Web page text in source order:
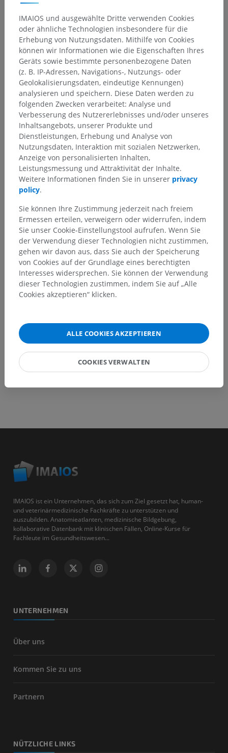
Anatomische Hierarchie
Anatomie des Menschen 2
Anatomie des Menschen 1
Allgemeine Anatomie> Bewegungen> Streckung
Darunterliegende Strukturen:Für dieses anatomische
Teil gibt es keine zugehörigen Strukturen
Übersetzungen
Sie haben einen Fehler gefunden?
Sie können gerne eine Berichtigung, Übersetzung oder
inhaltliche Verbesserung vorschlagen.
Ein Problem melden
IMAIOS ist ein Unternehmen, das sich zum Ziel gesetzt hat, human-
und veterinärmedizinische Fachkräfte zu unterstützen und
auszubilden. Anatomieatlanten, medizinische Bildgebung,
kollaborative Datenbank mit klinischen Fällen, Online-Kurse für
Fachleute im Gesundheitswesen...
UNTERNEHMEN
Über uns
Kommen Sie zu uns
Partnern
NÜTZLICHE LINKS
IMAIOS und ausgewählte Dritte verwenden Cookies
oder ähnliche Technologien insbesondere für die
Erhebung von Nutzungsdaten. Mithilfe von Cookies
können wir Informationen wie die Eigenschaften Ihres
Geräts sowie bestimmte personenbezogene Daten
(z. B. IP-Adressen, Navigations-, Nutzungs- oder
Geolokalisierungsdaten, eindeutige Kennungen)
analysieren und speichern. Diese Daten werden zu
folgenden Zwecken verarbeitet: Analyse und
Verbesserung des Nutzererlebnisses und/oder unseres
Inhaltsangebots, unserer Produkte und
Dienstleistungen, Erhebung und Analyse von
Nutzungsdaten, Interaktion mit sozialen Netzwerken,
Anzeige von personalisierten Inhalten,
Leistungsmessung und Attraktivität der Inhalte.
Weitere Informationen finden Sie in unserer privacy
policy.
Sie können Ihre Zustimmung jederzeit nach freiem
Ermessen erteilen, verweigern oder widerrufen, indem
Sie unser Cookie-Einstellungstool aufrufen. Wenn Sie
der Verwendung dieser Technologien nicht zustimmen,
gehen wir davon aus, dass Sie auch der Speicherung
von Cookies auf der Grundlage eines berechtigten
Interesses widersprechen. Sie können der Verwendung
dieser Technologien zustimmen, indem Sie auf „Alle
Cookies akzeptieren“ klicken.
ALLE COOKIES AKZEPTIEREN
COOKIES VERWALTEN